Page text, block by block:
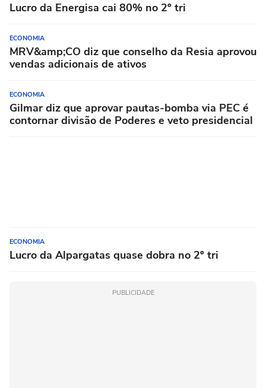
Lucro da Energisa cai 80% no 2º tri
ECONOMIA
MRV&amp;CO diz que conselho da Resia aprovou
vendas adicionais de ativos
ECONOMIA
Gilmar diz que aprovar pautas-bomba via PEC é
contornar divisão de Poderes e veto presidencial
ECONOMIA
Lucro da Alpargatas quase dobra no 2º tri
PUBLICIDADE